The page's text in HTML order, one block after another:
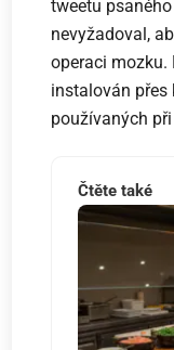
tweetu
nevyžadoval,
operaci
instalován přes
používaných
Čtěte také